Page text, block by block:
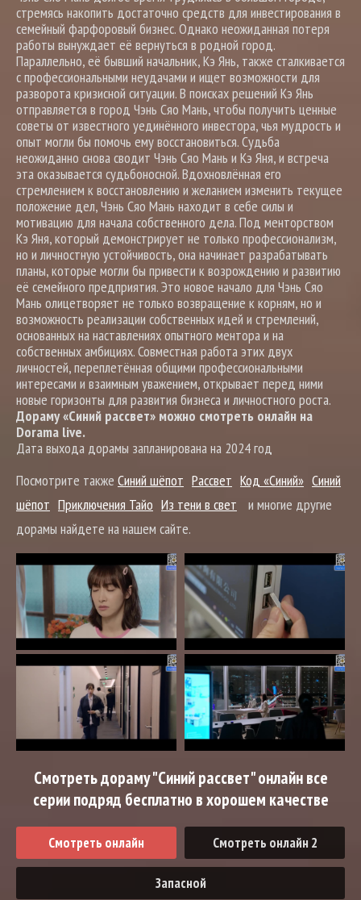
стремясь накопить достаточно средств для инвестирования в
семейный фарфоровый бизнес. Однако неожиданная потеря
работы вынуждает её вернуться в родной город.
Параллельно, её бывший начальник, Кэ Янь, также сталкивается
с профессиональными неудачами и ищет возможности для
разворота кризисной ситуации. В поисках решений Кэ Янь
отправляется в город Чэнь Сяо Мань, чтобы получить ценные
советы от известного уединённого инвестора, чья мудрость и
опыт могли бы помочь ему восстановиться. Судьба
неожиданно снова сводит Чэнь Сяо Мань и Кэ Яня, и встреча
эта оказывается судьбоносной. Вдохновлённая его
стремлением к восстановлению и желанием изменить текущее
положение дел, Чэнь Сяо Мань находит в себе силы и
мотивацию для начала собственного дела. Под менторством
Кэ Яня, который демонстрирует не только профессионализм,
но и личностную устойчивость, она начинает разрабатывать
планы, которые могли бы привести к возрождению и развитию
её семейного предприятия. Это новое начало для Чэнь Сяо
Мань олицетворяет не только возвращение к корням, но и
возможность реализации собственных идей и стремлений,
основанных на наставлениях опытного ментора и на
собственных амбициях. Совместная работа этих двух
личностей, переплетённая общими профессиональными
интересами и взаимным уважением, открывает перед ними
новые горизонты для развития бизнеса и личностного роста.
Дораму «Синий рассвет» можно смотреть онлайн на
Dorama live.
Дата выхода дорамы запланирована на 2024 год
Посмотрите также Синий шёпот Рассвет Код «Синий» Синий
шёпот Приключения Тайо Из тени в свет
и многие другие
дорамы найдете на нашем сайте.
Смотреть дораму "Синий рассвет" онлайн все
серии подряд бесплатно в хорошем качестве
Смотреть онлайн Смотреть онлайн 2
Запасной